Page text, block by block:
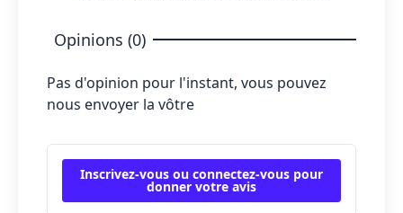
Opinions (0)
Pas d'opinion pour l'instant, vous pouvez
nous envoyer la vôtre
Inscrivez-vous ou connectez-vous pour
donner votre avis